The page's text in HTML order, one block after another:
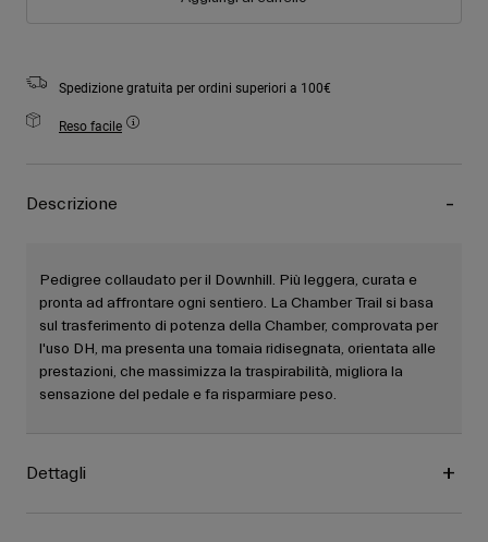
Spedizione gratuita per ordini superiori a 100€
Reso facile
Descrizione
Pedigree collaudato per il Downhill. Più leggera, curata e
pronta ad affrontare ogni sentiero. La Chamber Trail si basa
sul trasferimento di potenza della Chamber, comprovata per
l'uso DH, ma presenta una tomaia ridisegnata, orientata alle
prestazioni, che massimizza la traspirabilità, migliora la
sensazione del pedale e fa risparmiare peso.
Dettagli